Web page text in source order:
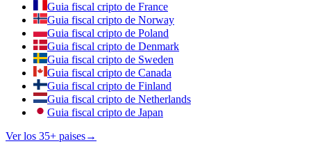
Guia fiscal cripto de France
Guia fiscal cripto de Norway
Guia fiscal cripto de Poland
Guia fiscal cripto de Denmark
Guia fiscal cripto de Sweden
Guia fiscal cripto de Canada
Guia fiscal cripto de Finland
Guia fiscal cripto de Netherlands
Guia fiscal cripto de Japan
Ver los 35+ paises→